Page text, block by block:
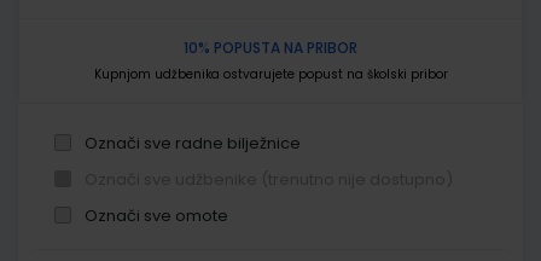
10% POPUSTA NA PRIBOR
Kupnjom udžbenika ostvarujete popust na školski pribor
Označi sve radne bilježnice
Označi sve omote